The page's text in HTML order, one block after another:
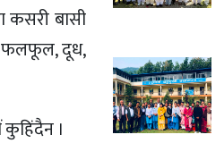
कसरी बासी
फलफूल, दूध,
कुहिंदैन ।